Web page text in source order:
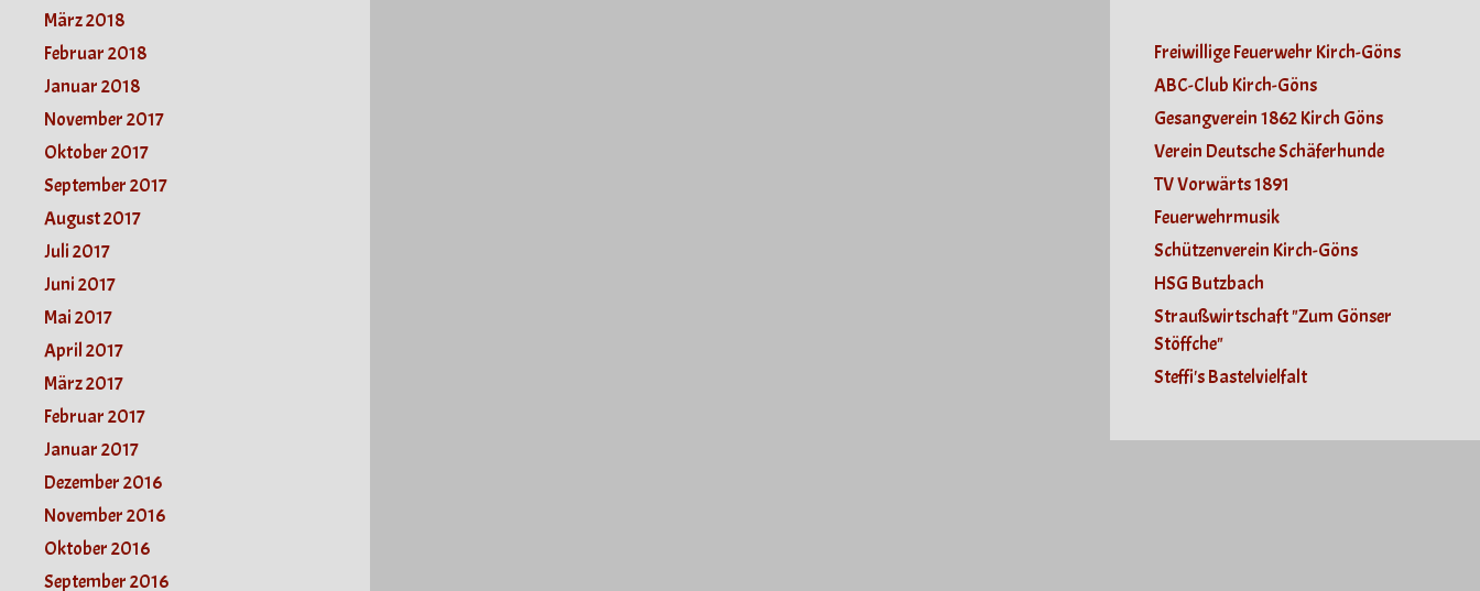
März 2018
Februar 2018
Januar 2018
November 2017
Oktober 2017
September 2017
August 2017
Juli 2017
Juni 2017
Mai 2017
April 2017
März 2017
Februar 2017
Januar 2017
Dezember 2016
November 2016
Oktober 2016
September 2016
Freiwillige Feuerwehr Kirch-Göns
ABC-Club Kirch-Göns
Gesangverein 1862 Kirch Göns
Verein Deutsche Schäferhunde
TV Vorwärts 1891
Feuerwehrmusik
Schützenverein Kirch-Göns
HSG Butzbach
Straußwirtschaft "Zum Gönser
Stöffche"
Steffi's Bastelvielfalt